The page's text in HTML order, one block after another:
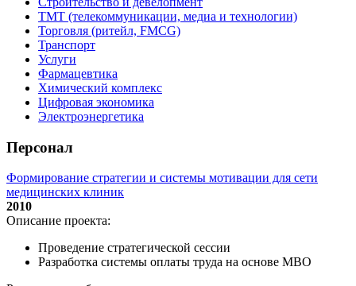
ТМТ (телекоммуникации, медиа и технологии)
Торговля (ритейл, FMCG)
Транспорт
Услуги
Фармацевтика
Химический комплекс
Цифровая экономика
Электроэнергетика
Персонал
Формирование стратегии и системы мотивации для сети
медицинских клиник
2010
Описание проекта:
Проведение стратегической сессии
Разработка системы оплаты труда на основе МВО